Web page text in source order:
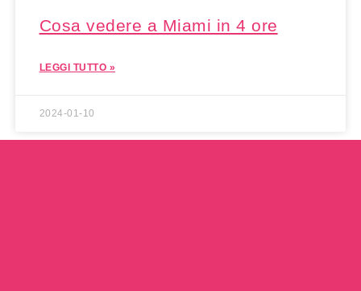
Cosa vedere a Miami in 4 ore
LEGGI TUTTO »
2024-01-10